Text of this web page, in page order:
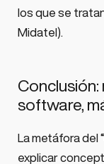
los que se
Midatel).
Conclusión:
software,
La metáfora del
explicar